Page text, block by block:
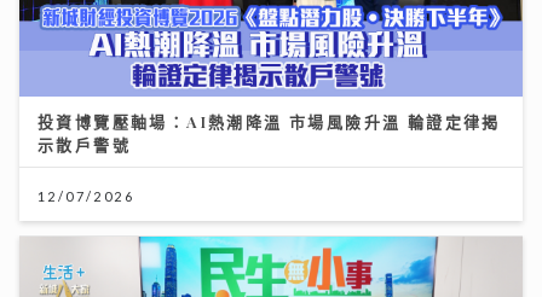
投資博覽壓軸場：AI熱潮降溫 市場風險升溫 輪證定律揭
示散戶警號
12/07/2026